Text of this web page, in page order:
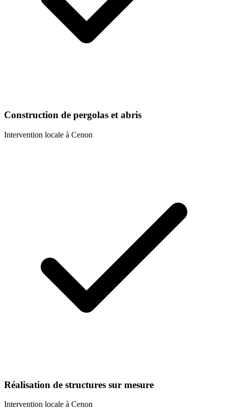
Construction de pergolas et abris
Intervention locale à Cenon
Réalisation de structures sur mesure
Intervention locale à Cenon